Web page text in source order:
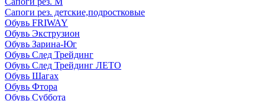
Сапоги рез. детские,подростковые
Обувь FRIWAY
Обувь Экструзион
Обувь Зарина-Юг
Обувь След Трейдинг
Обувь След Трейдинг ЛЕТО
Обувь Шагах
Обувь Фтора
Обувь Суббота